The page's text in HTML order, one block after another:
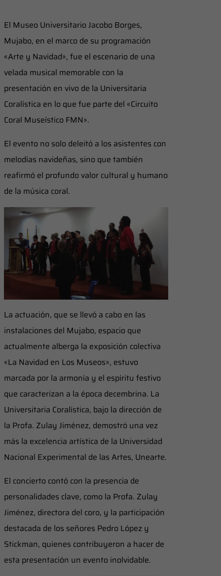
El Museo Universitario Jacobo Borges,
Mujabo, en el marco de su programación
«Arte y Navidad», fue el escenario de una
velada musical memorable con la
presentación en vivo de la Universitaria
Coralística en lo que fue parte del «Circuito
Coral Museístico FMN».
El evento no solo deleitó a los asistentes con
melodías navideñas, sino que también
reafirmó el profundo valor cultural y humano
de la música coral.
La actuación, que se llevó a cabo en las
instalaciones del Mujabo, espacio que
actualmente alberga la exposición colectiva
«La Navidad en Los Museos», estuvo
marcada por la armonía y el espíritu festivo
que caracterizan a la época decembrina. La
Universitaria Coralística, bajo la dirección de
la Profa. Zulay Jiménez, demostró una vez
más la excelencia artística de la Universidad
Nacional Experimental de las Artes, Unearte.
El concierto contó con la presencia de
personalidades clave, como la Profa. Zulay
Jiménez, directora del coro, y la participación
destacada de los señores Pedro López y
Stickman, quienes contribuyeron a hacer de
esta presentación un evento inolvidable.